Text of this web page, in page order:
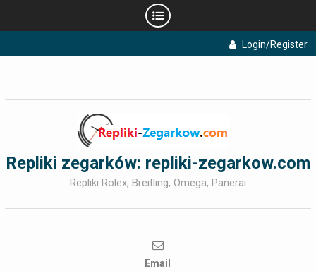
to
Login/Register
Repliki zegarków: repliki-zegarkow.com
Repliki Rolex, Breitling, Omega, Panerai
Email